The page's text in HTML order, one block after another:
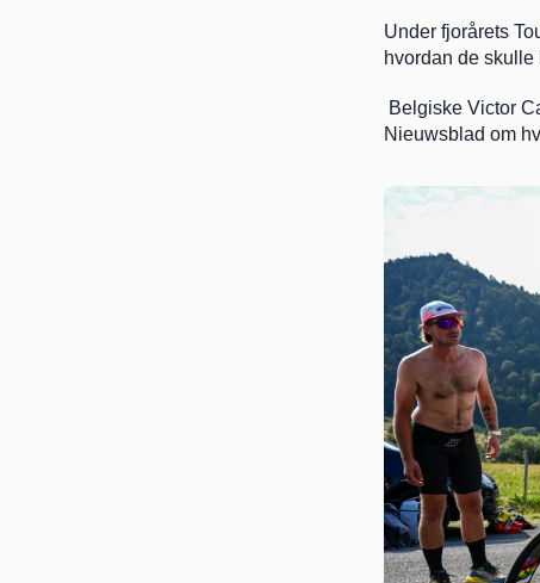
Under fjorårets
hvordan de
Belgiske Victor
Nieuwsblad om